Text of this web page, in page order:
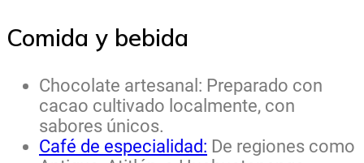
Comida y bebida
Chocolate artesanal: Preparado con
cacao cultivado localmente, con
sabores únicos.
Café de especialidad: De regiones como